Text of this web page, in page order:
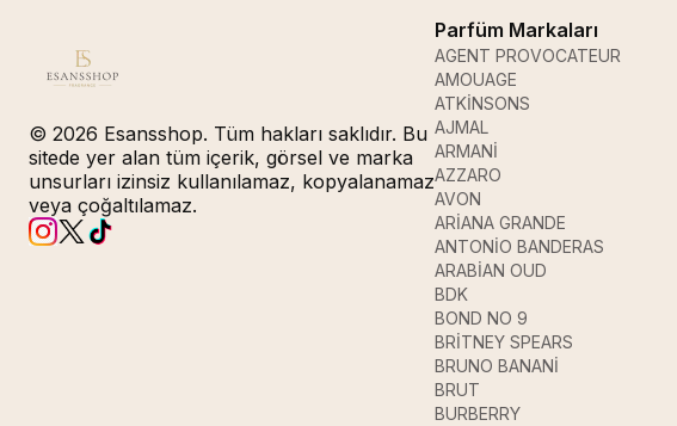
© 2026 Esansshop. Tüm hakları saklıdır. Bu
sitede yer alan tüm içerik, görsel ve marka
unsurları izinsiz kullanılamaz, kopyalanamaz
veya çoğaltılamaz.
Parfüm Markaları
AGENT PROVOCATEUR
AMOUAGE
ATKİNSONS
AJMAL
ARMANİ
AZZARO
AVON
ARİANA GRANDE
ANTONİO BANDERAS
ARABİAN OUD
BDK
BOND NO 9
BRİTNEY SPEARS
BRUNO BANANİ
BRUT
BURBERRY